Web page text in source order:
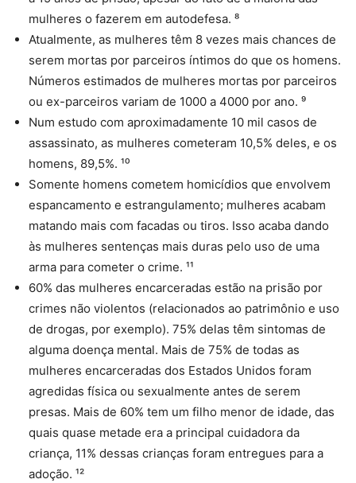
mulheres o fazerem em autodefesa. ⁸
Atualmente, as mulheres têm 8 vezes mais chances de
serem mortas por parceiros íntimos do que os homens.
Números estimados de mulheres mortas por parceiros
ou ex-parceiros variam de 1000 a 4000 por ano. ⁹
Num estudo com aproximadamente 10 mil casos de
assassinato, as mulheres cometeram 10,5% deles, e os
homens, 89,5%. ¹⁰
Somente homens cometem homicídios que envolvem
espancamento e estrangulamento; mulheres acabam
matando mais com facadas ou tiros. Isso acaba dando
às mulheres sentenças mais duras pelo uso de uma
arma para cometer o crime. ¹¹
60% das mulheres encarceradas estão na prisão por
crimes não violentos (relacionados ao patrimônio e uso
de drogas, por exemplo). 75% delas têm sintomas de
alguma doença mental. Mais de 75% de todas as
mulheres encarceradas dos Estados Unidos foram
agredidas física ou sexualmente antes de serem
presas. Mais de 60% tem um filho menor de idade, das
quais quase metade era a principal cuidadora da
criança, 11% dessas crianças foram entregues para a
adoção. ¹²